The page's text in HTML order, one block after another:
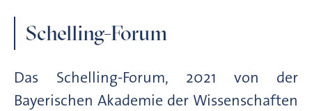
Schelling-Forum
Das Schelling-Forum, 2021 von der
Bayerischen Akademie der Wissenschaften